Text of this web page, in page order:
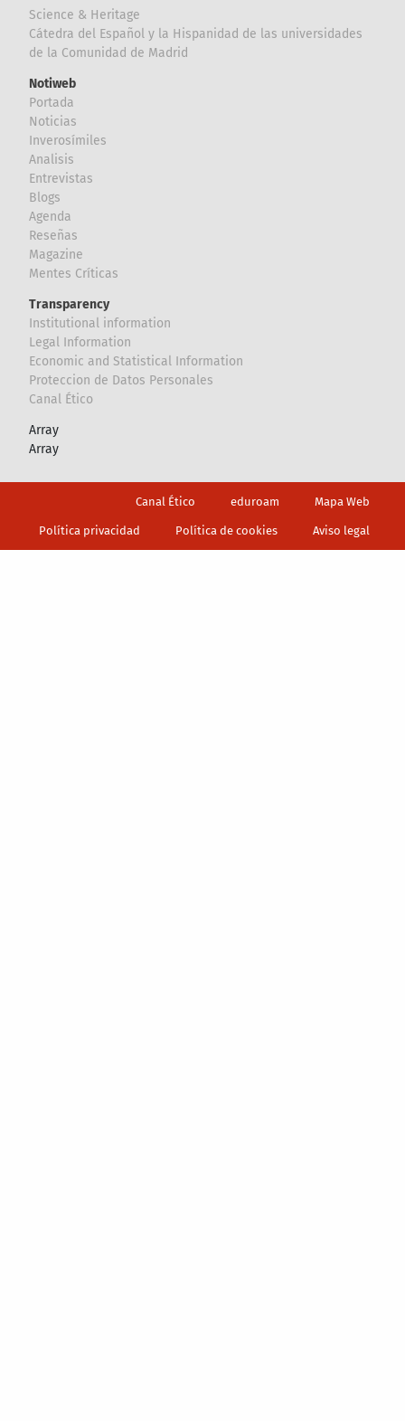
Science & Heritage
Cátedra del Español y la Hispanidad de las universidades
de la Comunidad de Madrid
Notiweb
Portada
Noticias
Inverosímiles
Analisis
Entrevistas
Blogs
Agenda
Reseñas
Magazine
Mentes Críticas
Transparency
Institutional information
Legal Information
Economic and Statistical Information
Proteccion de Datos Personales
Canal Ético
Array
Array
Canal Ético eduroam Mapa Web
Política privacidad Política de cookies Aviso legal